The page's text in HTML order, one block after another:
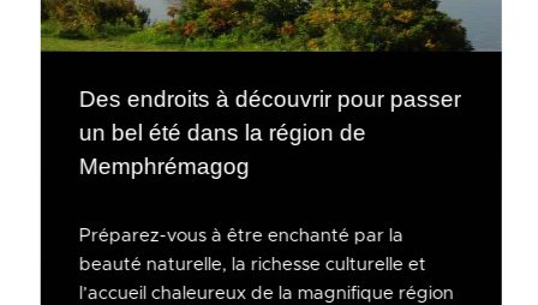
Des endroits à découvrir pour passer
un bel été dans la région de
Memphrémagog
Préparez-vous à être enchanté par la
beauté naturelle, la richesse culturelle et
l’accueil chaleureux de la magnifique région